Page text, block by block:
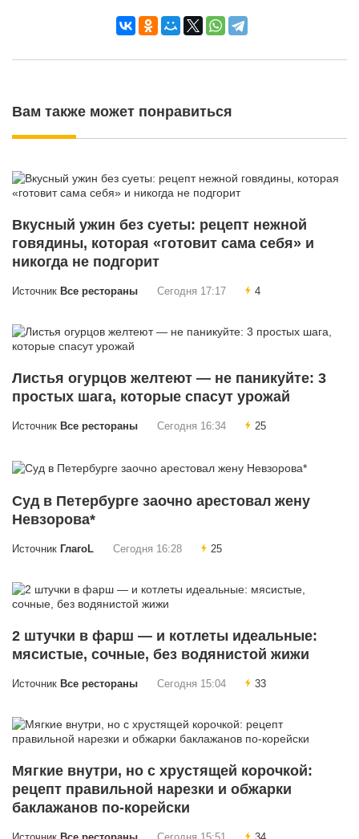
Вам также может понравиться
Вкусный ужин без суеты: рецепт нежной
говядины, которая «готовит сама себя» и
никогда не подгорит
Источник Все рестораны Сегодня 17:17 4
Листья огурцов желтеют — не паникуйте: 3
простых шага, которые спасут урожай
Источник Все рестораны Сегодня 16:34 25
Суд в Петербурге заочно арестовал жену
Невзорова*
Источник ГлагоL Сегодня 16:28 25
2 штучки в фарш — и котлеты идеальные:
мясистые, сочные, без водянистой жижи
Источник Все рестораны Сегодня 15:04 33
Мягкие внутри, но с хрустящей корочкой:
рецепт правильной нарезки и обжарки
баклажанов по-корейски